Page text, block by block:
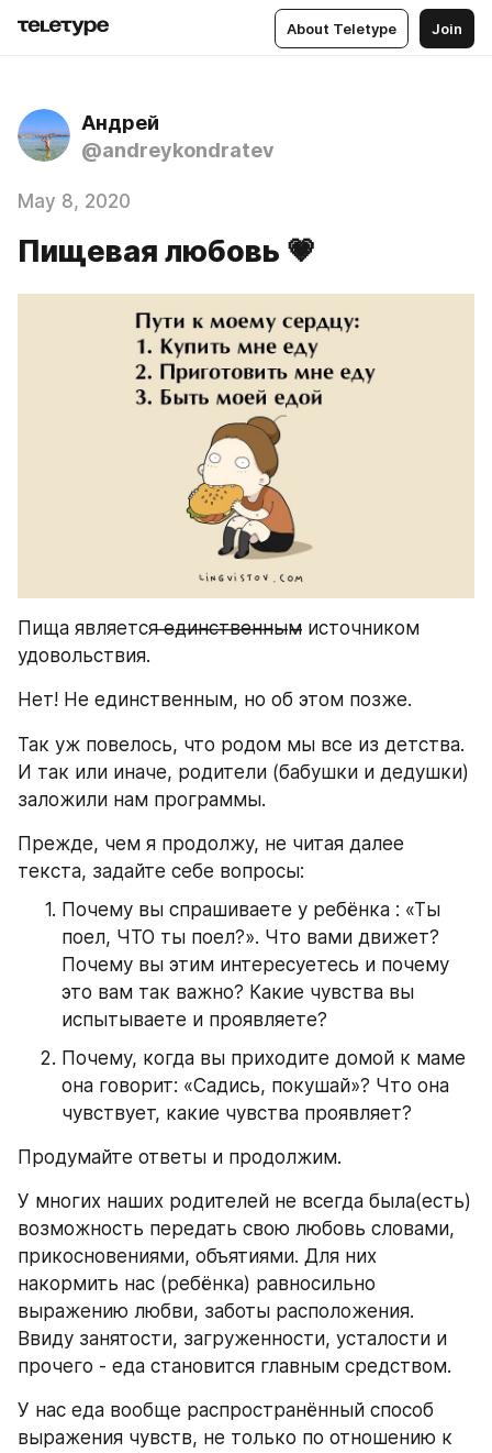
About Teletype Join
Андрей
@andreykondratev
May 8, 2020
Пищевая любовь 💗
Пища является ̶е̶д̶и̶н̶с̶т̶в̶е̶н̶н̶ы̶м̶̶ источником
удовольствия.
Нет! Не единственным, но об этом позже.
Так уж повелось, что родом мы все из детства.
И так или иначе, родители (бабушки и дедушки)
заложили нам программы.
Прежде, чем я продолжу, не читая далее
текста, задайте себе вопросы:
Почему вы спрашиваете у ребёнка : «Ты
поел, ЧТО ты поел?». Что вами движет?
Почему вы этим интересуетесь и почему
это вам так важно? Какие чувства вы
испытываете и проявляете?
Почему, когда вы приходите домой к маме
она говорит: «Садись, покушай»? Что она
чувствует, какие чувства проявляет?
Продумайте ответы и продолжим.
У многих наших родителей не всегда была(есть)
возможность передать свою любовь словами,
прикосновениями, объятиями. Для них
накормить нас (ребёнка) равносильно
выражению любви, заботы расположения.
Ввиду занятости, загруженности, усталости и
прочего - еда становится главным средством.
У нас еда вообще распространённый способ
выражения чувств, не только по отношению к